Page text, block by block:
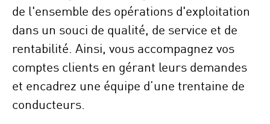
de l'ensemble des opérations d'exploitation
dans un souci de qualité, de service et de
rentabilité. Ainsi, vous accompagnez vos
comptes clients en gérant leurs demandes
et encadrez une équipe d’une trentaine de
conducteurs.